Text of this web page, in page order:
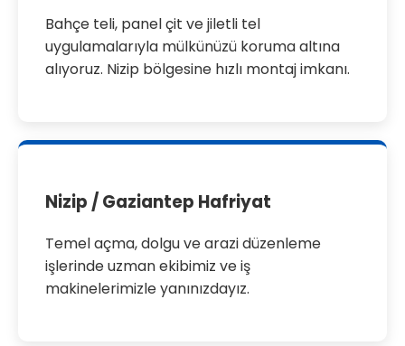
Bahçe teli, panel çit ve jiletli tel
uygulamalarıyla mülkünüzü koruma altına
alıyoruz. Nizip bölgesine hızlı montaj imkanı.
Nizip / Gaziantep Hafriyat
Temel açma, dolgu ve arazi düzenleme
işlerinde uzman ekibimiz ve iş
makinelerimizle yanınızdayız.